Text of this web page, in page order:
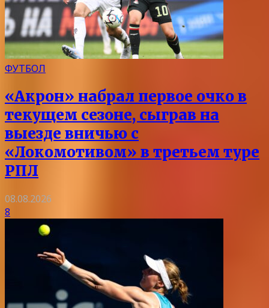
ФУТБОЛ
«Акрон» набрал первое очко в
текущем сезоне, сыграв на
выезде вничью с
«Локомотивом» в третьем туре
РПЛ
08.08.2026
8